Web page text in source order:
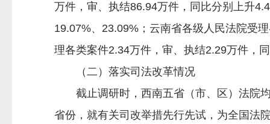
万件，审、执结86.94万件，同比分别上升
19.07%、23.09%；云南省各级人民法院受
理各类案件2.34万件，审、执结2.29万件，
（二）落实司法改革情况
截止调研时，西南五省（市、区）法院均
省份，就有关司改举措先行先试，为全国法